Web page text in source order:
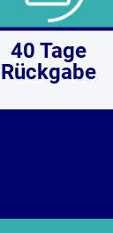
40 Tage
Rückgabe